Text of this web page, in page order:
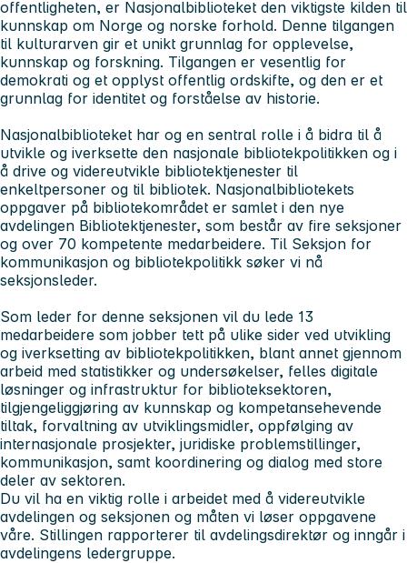
offentligheten, er Nasjonalbiblioteket den viktigste kilden til
kunnskap om Norge og norske forhold. Denne tilgangen
til kulturarven gir et unikt grunnlag for opplevelse,
kunnskap og forskning. Tilgangen er vesentlig for
demokrati og et opplyst offentlig ordskifte, og den er et
grunnlag for identitet og forståelse av historie.
Nasjonalbiblioteket har og en sentral rolle i å bidra til å
utvikle og iverksette den nasjonale bibliotekpolitikken og i
å drive og videreutvikle bibliotektjenester til
enkeltpersoner og til bibliotek. Nasjonalbibliotekets
oppgaver på bibliotekområdet er samlet i den nye
avdelingen Bibliotektjenester, som består av fire seksjoner
og over 70 kompetente medarbeidere. Til Seksjon for
kommunikasjon og bibliotekpolitikk søker vi nå
seksjonsleder.
Som leder for denne seksjonen vil du lede 13
medarbeidere som jobber tett på ulike sider ved utvikling
og iverksetting av bibliotekpolitikken, blant annet gjennom
arbeid med statistikker og undersøkelser, felles digitale
løsninger og infrastruktur for biblioteksektoren,
tilgjengeliggjøring av kunnskap og kompetansehevende
tiltak, forvaltning av utviklingsmidler, oppfølging av
internasjonale prosjekter, juridiske problemstillinger,
kommunikasjon, samt koordinering og dialog med store
deler av sektoren.
Du vil ha en viktig rolle i arbeidet med å videreutvikle
avdelingen og seksjonen og måten vi løser oppgavene
våre. Stillingen rapporterer til avdelingsdirektør og inngår i
avdelingens ledergruppe.